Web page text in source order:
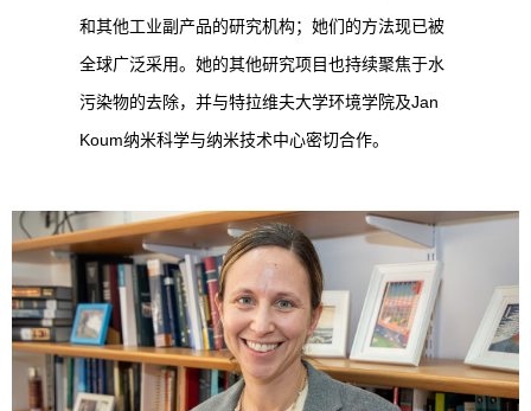
和其他工业副产品的研究机构；她们的方法现已被
全球广泛采用。她的其他研究项目也持续聚焦于水
污染物的去除，并与特拉维夫大学环境学院及Jan
Koum纳米科学与纳米技术中心密切合作。